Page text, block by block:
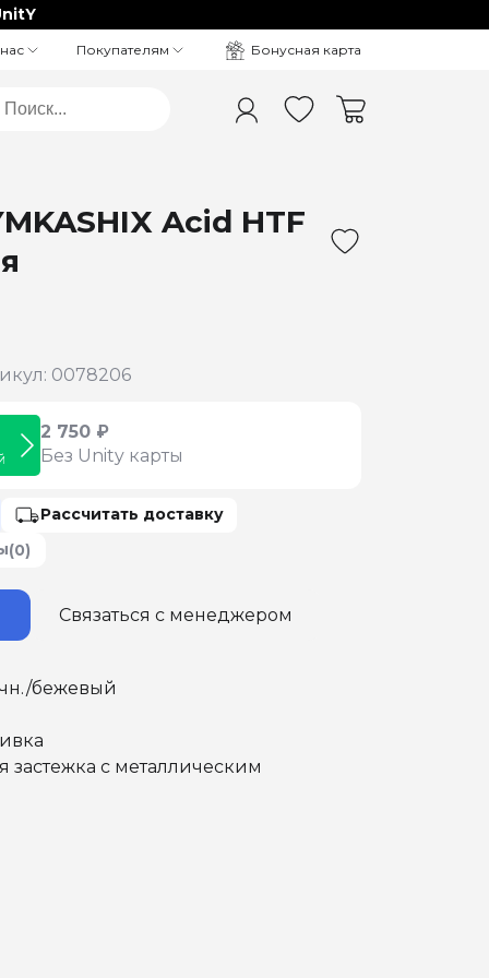
Покупателям Бонусная карта
Acid HTF
0078206
2 750 ₽
Без Unity карты
Рассчитать доставку
(0)
Связаться с менеджером
бежевый
застежка с металлическим